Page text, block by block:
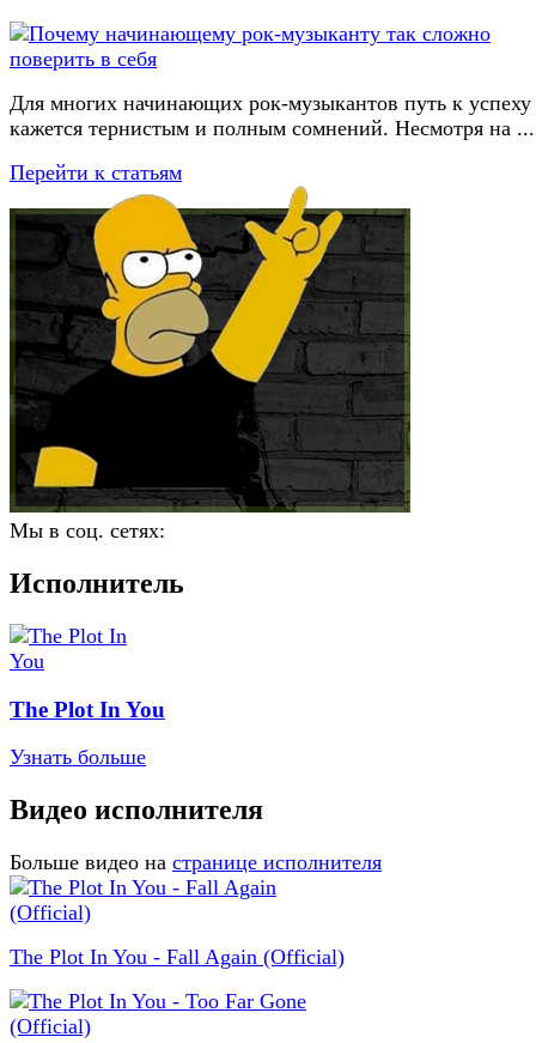
Для многих начинающих рок-музыкантов путь к успеху
кажется тернистым и полным сомнений. Несмотря на ...
Перейти к статьям
Мы в соц. сетях:
Исполнитель
The Plot In You
Узнать больше
Видео исполнителя
Больше видео на странице исполнителя
The Plot In You - Fall Again (Official)